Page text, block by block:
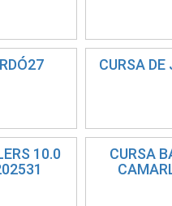
CURSA
10.0
CURSA